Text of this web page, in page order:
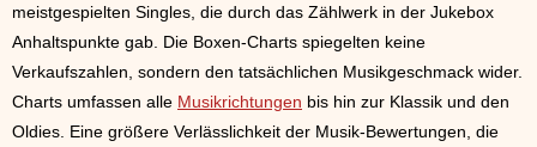
meistgespielten Singles, die durch das Zählwerk in der Jukebox
Anhaltspunkte gab. Die Boxen-Charts spiegelten keine
Verkaufszahlen, sondern den tatsächlichen Musikgeschmack wider.
Charts umfassen alle Musikrichtungen bis hin zur Klassik und den
Oldies. Eine größere Verlässlichkeit der Musik-Bewertungen, die